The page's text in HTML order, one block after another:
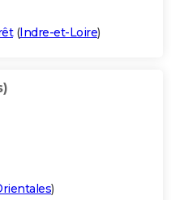
(Indre-et-Loire)
)